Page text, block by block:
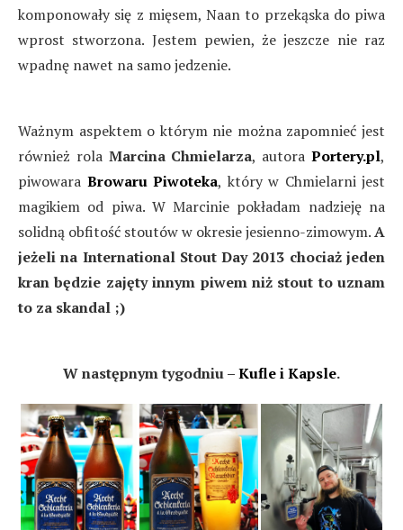
komponowały się z mięsem, Naan to przekąska do piwa
wprost stworzona. Jestem pewien, że jeszcze nie raz
wpadnę nawet na samo jedzenie.
Ważnym aspektem o którym nie można zapomnieć jest
również rola Marcina Chmielarza, autoraPortery.pl,
piwowara Browaru Piwoteka, który w Chmielarni jest
magikiem od piwa. W Marcinie pokładam nadzieję na
solidną obfitość stoutów w okresie jesienno-zimowym.A
jeżeli na International Stout Day 2013 chociaż jeden
kran będzie zajęty innym piwem niż stout to uznam
to za skandal ;)
W następnym tygodniu –Kufle i Kapsle.